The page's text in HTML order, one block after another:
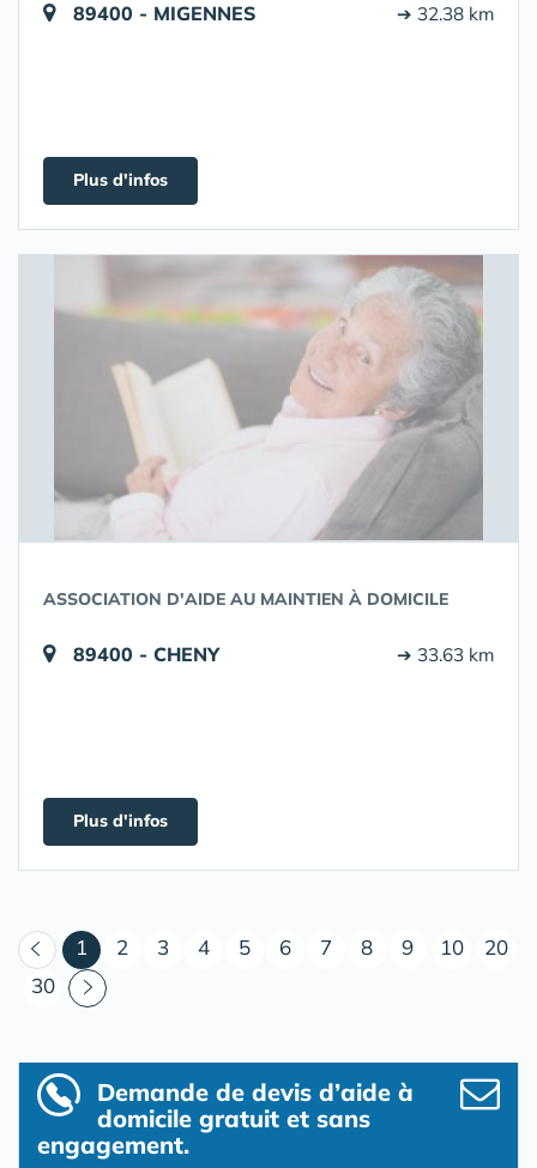
89400 - MIGENNES ➔ 32.38 km
Plus d'infos
ASSOCIATION D'AIDE AU MAINTIEN À DOMICILE
89400 - CHENY ➔ 33.63 km
Plus d'infos
1 (courant)
2 3 4 5 6 7 8 9 10
20
30
Demande de devis d’aide à
domicile gratuit et sans
engagement.